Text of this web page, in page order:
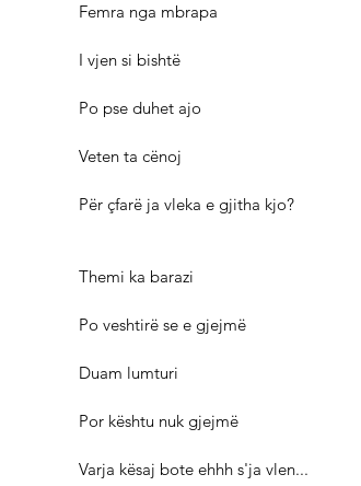
Femra nga mbrapa
I vjen si bishtë
Po pse duhet ajo
Veten ta cënoj
Për çfarë ja vleka e gjitha kjo?
Themi ka barazi
Po veshtirë se e gjejmë
Duam lumturi
Por kështu nuk gjejmë
Varja kësaj bote ehhh s'ja vlen...